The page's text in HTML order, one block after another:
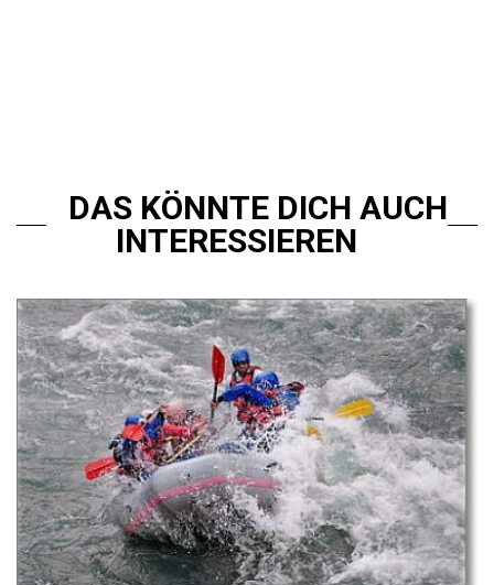
DAS KÖNNTE DICH AUCH
INTERESSIEREN